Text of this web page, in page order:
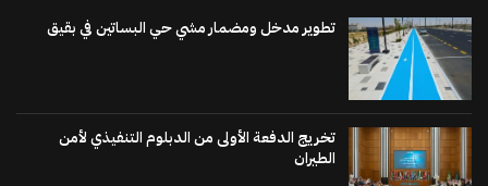
تطوير مدخل ومضمار مشي حي البساتين في بقيق
تخريج الدفعة الأولى من الدبلوم التنفيذي لأمن
الطيران